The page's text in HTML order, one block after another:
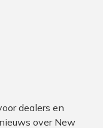
dealers en
over New